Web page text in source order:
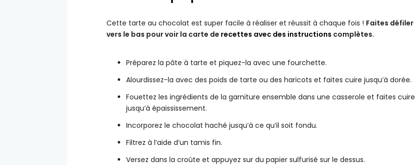
Cette tarte au chocolat est super facile à réaliser et réussit à chaque fois ! Faites défiler
vers le bas pour voir la carte de recettes avec des instructions complètes.
Préparez la pâte à tarte et piquez-la avec une fourchette.
Alourdissez-la avec des poids de tarte ou des haricots et faites cuire jusqu’à dorée.
Fouettez les ingrédients de la garniture ensemble dans une casserole et faites cuire
jusqu’à épaississement.
Incorporez le chocolat haché jusqu’à ce qu’il soit fondu.
Filtrez à l’aide d’un tamis fin.
Versez dans la croûte et appuyez sur du papier sulfurisé sur le dessus.